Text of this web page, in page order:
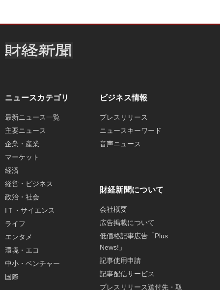
ニュースカテゴリ
最新ニュース一覧
主要ニュース
企業・産業
マーケット
経済
経営・ビジネス
政治・社会
IＴ・サイエンス
ライフ
エンタメ
環境・エコ
中小・ベンチャー
国際
ビジネス情報
プレスリリース
ニュースキーワード
音声ニュース
財経新聞について
会社概要
広告掲載について
低価格記事広告「Plus
News!」
記事使用申請
記事配信サービス
プレスリリース送付先・取